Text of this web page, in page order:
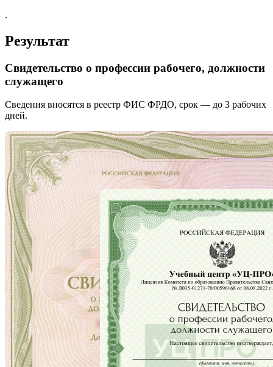
.
Результат
Свидетельство о профессии рабочего, должности
служащего
Сведения вносятся в реестр ФИС ФРДО, срок — до 3 рабочих
дней.